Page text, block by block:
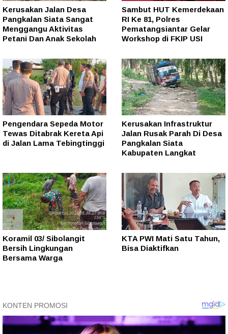
Kerusakan Jalan Desa
Pangkalan Siata Sangat
Menggangu Aktivitas
Petani Dan Anak Sekolah
Sambut HUT Kemerdekaan
RI Ke 81, Polres
Pematangsiantar Gelar
Workshop di FKIP USI
Pengendara Sepeda Motor
Tewas Ditabrak Kereta Api
di Jalan Lama Tebingtinggi
Kerusakan Infrastruktur
Jalan Rusak Parah Di Desa
Pangkalan Siata
Kabupaten Langkat
Koramil 03/ Sibolangit
Bersih Lingkungan
Bersama Warga
KTA PWI Mati Satu Tahun,
Bisa Diaktifkan